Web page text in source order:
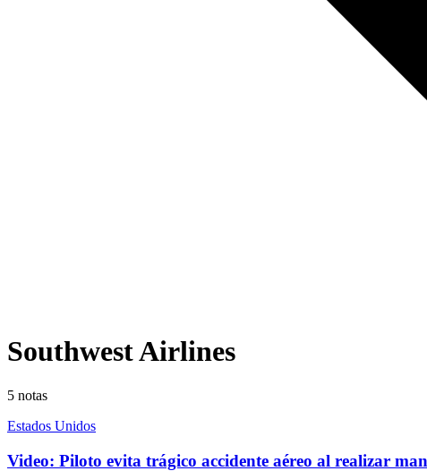
Southwest Airlines
5 notas
Estados Unidos
Video: Piloto evita trágico accidente aéreo al realizar